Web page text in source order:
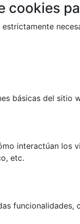
cookies
básicas del
interactúan
etc.